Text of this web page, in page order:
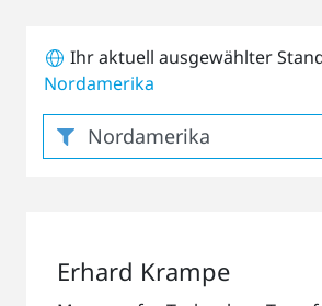
Ihr aktuell ausgewählter
Nordamerika
Erhard Krampe